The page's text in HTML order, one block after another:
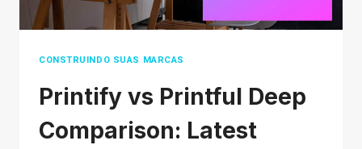
CONSTRUINDO SUAS MARCAS
Printify vs Printful Deep
Comparison: Latest